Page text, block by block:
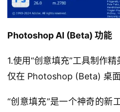
Photoshop AI (Beta) 功能
1.使用“创意填充”工具制作精
仅在 Photoshop (Beta) 桌
“创意填充”是一个神奇的新